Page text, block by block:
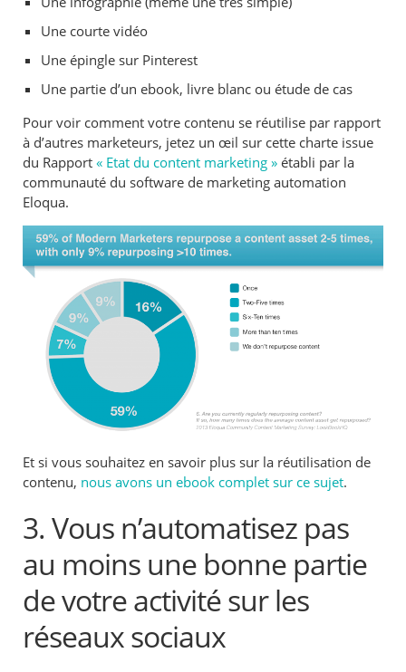
Une courte vidéo
Une épingle sur Pinterest
Une partie d’un ebook, livre blanc ou étude de cas
Pour voir comment votre contenu se réutilise par rapport
à d’autres marketeurs, jetez un œil sur cette charte issue
du Rapport« Etat du content marketing » établi par la
communauté du software de marketing automation
Eloqua.
Et si vous souhaitez en savoir plus sur la réutilisation de
contenu, nous avons un ebook complet sur ce sujet.
3. Vous n’automatisez pas
au moins une bonne partie
de votre activité sur les
réseaux sociaux